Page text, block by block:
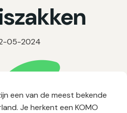
05-2024
een van de meest bekende
Je herkent een KOMO